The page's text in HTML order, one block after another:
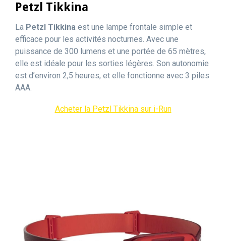
Petzl Tikkina
La Petzl Tikkina est une lampe frontale simple et
efficace pour les activités nocturnes. Avec une
puissance de 300 lumens et une portée de 65 mètres,
elle est idéale pour les sorties légères. Son autonomie
est d’environ 2,5 heures, et elle fonctionne avec 3 piles
AAA.
Acheter la Petzl Tikkina sur i-Run